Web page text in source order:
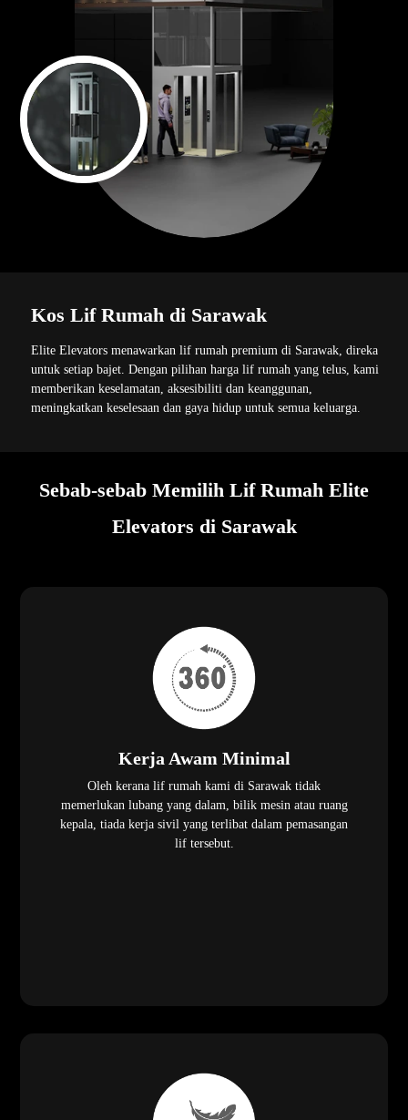
Kos Lif Rumah di Sarawak
Elite Elevators menawarkan lif rumah premium di Sarawak, direka
untuk setiap bajet. Dengan pilihan harga lif rumah yang telus, kami
memberikan keselamatan, aksesibiliti dan keanggunan,
meningkatkan keselesaan dan gaya hidup untuk semua keluarga.
Sebab-sebab Memilih Lif Rumah Elite
Elevators di Sarawak
Kerja Awam Minimal
Oleh kerana lif rumah kami di Sarawak tidak
memerlukan lubang yang dalam, bilik mesin atau ruang
kepala, tiada kerja sivil yang terlibat dalam pemasangan
lif tersebut.